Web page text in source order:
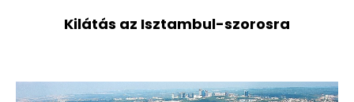
Kilátás az Isztambul-szorosra